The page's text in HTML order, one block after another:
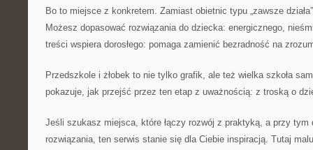
Bo to miejsce z konkretem. Zamiast obietnic typu „zawsze
Możesz dopasować rozwiązania do dziecka: energicznego,
treści wspiera dorosłego: pomaga zamienić bezradność na
Przedszkole i żłobek to nie tylko grafik, ale też wielka szkoła
pokazuje, jak przejść przez ten etap z uważnością: z troską o
Jeśli szukasz miejsca, które łączy rozwój z praktyką, a przy tym
rozwiązania, ten serwis stanie się dla Ciebie inspiracją. Tutaj